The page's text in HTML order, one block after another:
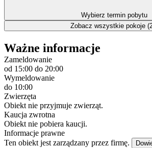
Wybierz termin pobytu
Zobacz wszystkie pokoje
Ważne informacje
Zameldowanie
od 15:00 do 20:00
Wymeldowanie
do 10:00
Zwierzęta
Obiekt nie przyjmuje zwierząt.
Kaucja zwrotna
Obiekt nie pobiera kaucji.
Informacje prawne
Ten obiekt jest zarządzany przez firmę.